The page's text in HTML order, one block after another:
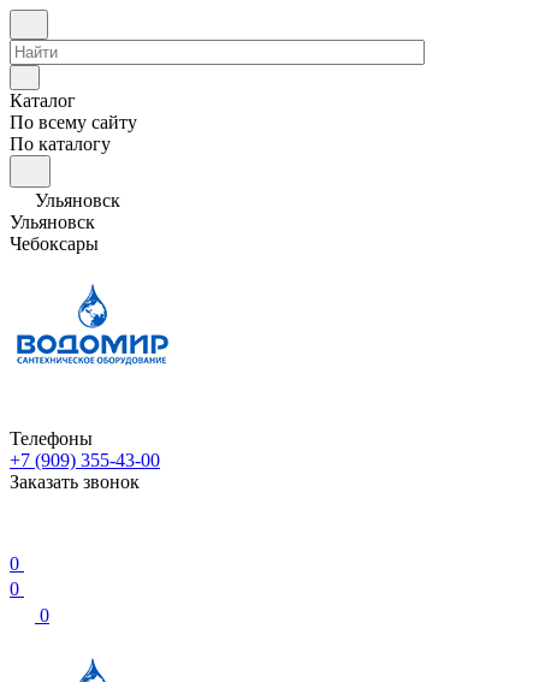
Каталог
По всему сайту
По каталогу
Ульяновск
Ульяновск
Чебоксары
Телефоны
+7 (909) 355-43-00
Заказать звонок
0
0
0